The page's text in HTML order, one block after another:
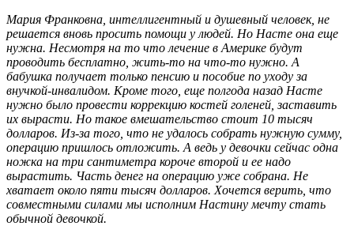
Мария Франковна, интеллигентный и душевный человек, не
решается вновь просить помощи у людей. Но Насте она еще
нужна. Несмотря на то что лечение в Америке будут
проводить бесплатно, жить-то на что-то нужно. А
бабушка получает только пенсию и пособие по уходу за
внучкой-инвалидом. Кроме того, еще полгода назад Насте
нужно было провести коррекцию костей голеней, заставить
их вырасти. Но такое вмешательство стоит 10 тысяч
долларов. Из-за того, что не удалось собрать нужную сумму,
операцию пришлось отложить. А ведь у девочки сейчас одна
ножка на три сантиметра короче второй и ее надо
вырастить. Часть денег на операцию уже собрана. Не
хватает около пяти тысяч долларов. Хочется верить, что
совместными силами мы исполним Настину мечту стать
обычной девочкой.